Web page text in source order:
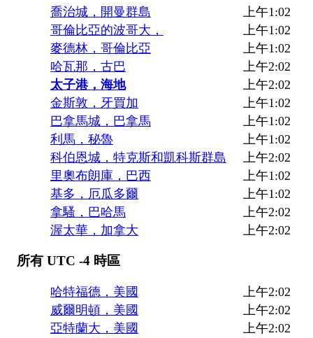
喬治城，開曼群島
上午1:02
哥倫比亞的波哥大，
上午1:02
麥德林，哥倫比亞
上午1:02
哈瓦那，古巴
上午2:02
太子港，海地
上午2:02
金斯敦，牙買加
上午1:02
巴拿馬城，巴拿馬
上午1:02
利馬，秘魯
上午1:02
科伯恩城，特克斯和凱科斯群島
上午2:02
里奧布朗庫，巴西
上午1:02
基多，厄瓜多爾
上午1:02
拿騷，巴哈馬
上午2:02
渥太華，加拿大
上午2:02
所有 UTC -4 時區
哈特福德，美國
上午2:02
威爾明頓，美國
上午2:02
亞特蘭大，美國
上午2:02